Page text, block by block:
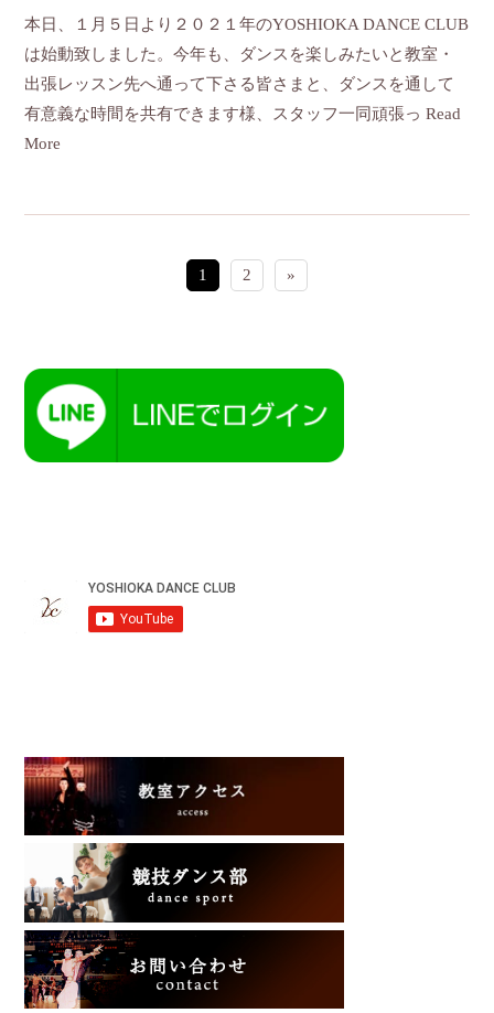
本日、１月５日より２０２１年のYOSHIOKA DANCE CLUB
は始動致しました。今年も、ダンスを楽しみたいと教室・
出張レッスン先へ通って下さる皆さまと、ダンスを通して
有意義な時間を共有できます様、スタッフ一同頑張っRead
More
1 2 »